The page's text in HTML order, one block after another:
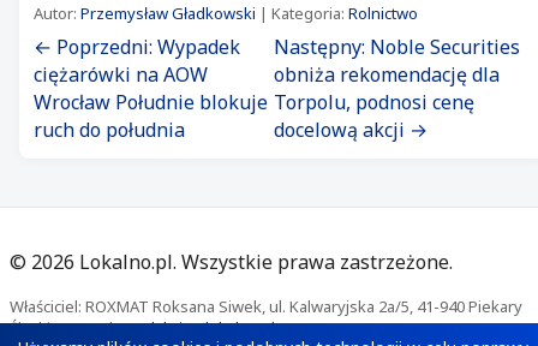
Autor: Przemysław Gładkowski | Kategoria: Rolnictwo
← Poprzedni: Wypadek
ciężarówki na AOW
Wrocław Południe blokuje
ruch do południa
Następny: Noble Securities
obniża rekomendację dla
Torpolu, podnosi cenę
docelową akcji →
© 2026 Lokalno.pl. Wszystkie prawa zastrzeżone.
Właściciel: ROXMAT Roksana Siwek, ul. Kalwaryjska 2a/5, 41-940 Piekary
Śląskie. Kontakt:redakcja@lokalno.pl